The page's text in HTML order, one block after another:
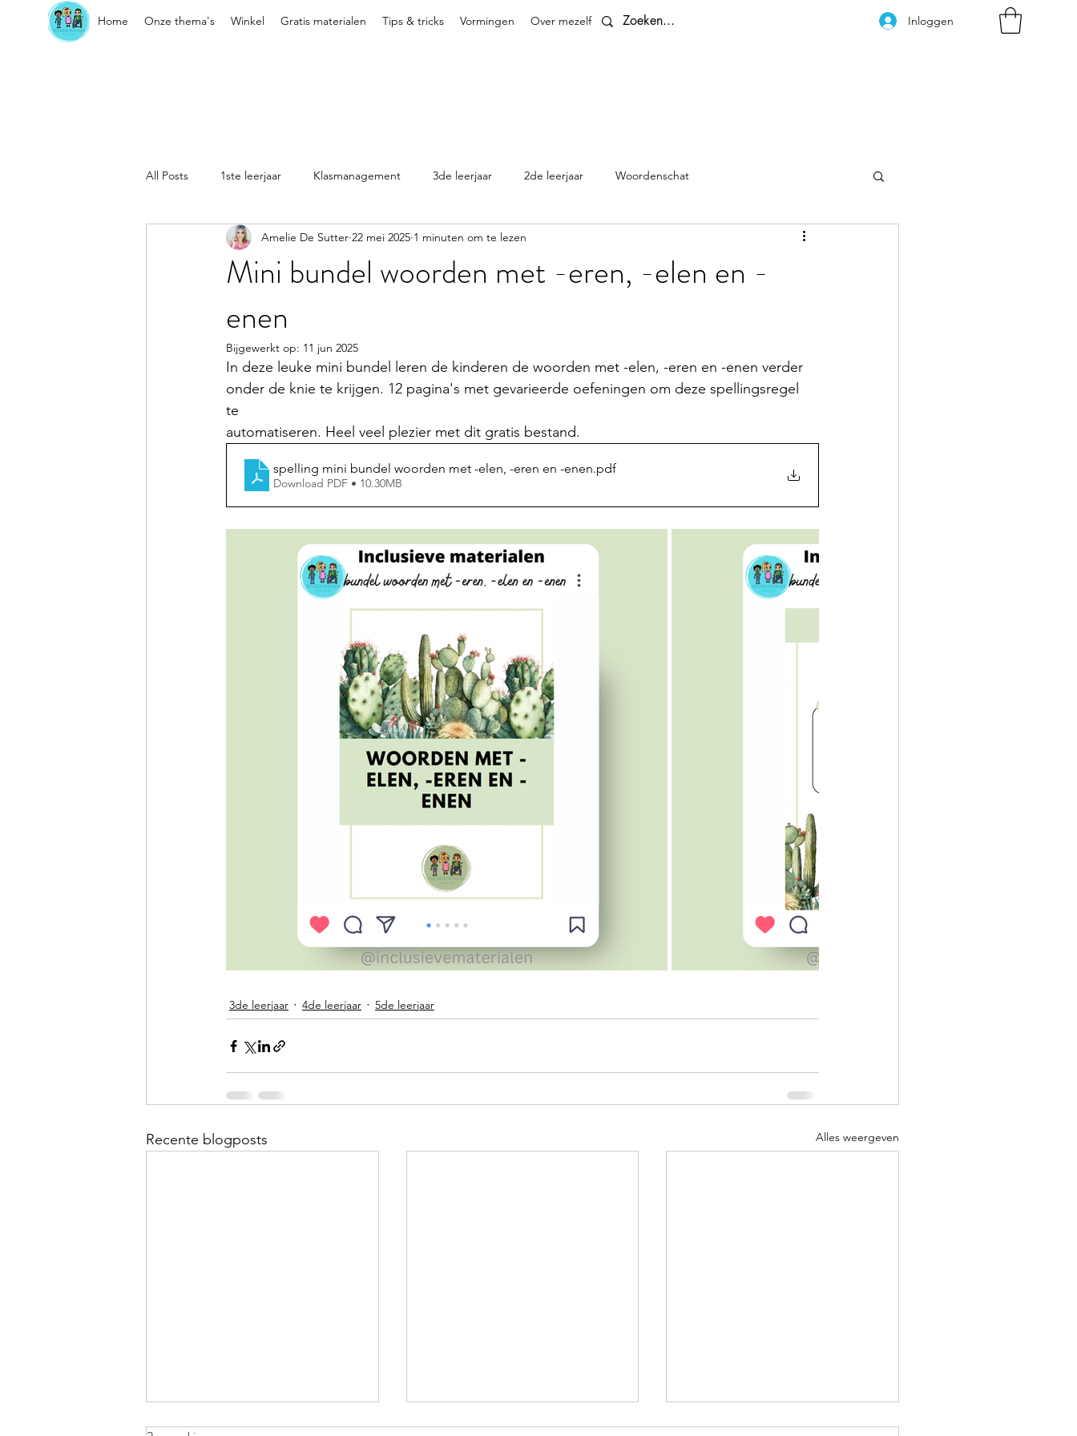
Home Onze thema's Winkel Gratis materialen Tips & tricks Vormingen Over mezelf Contact Inloggen
All Posts 1ste leerjaar Klasmanagement 3de leerjaar 2de leerjaar Woordenschat
Sociaal-emotionele vaardigheden 4de leerjaar planningen
Mini bundel woorden met -eren, -elen en -
enen
Amelie De Sutter 22 mei 2025 1 minuten om te lezen
Bijgewerkt op: 11 jun 2025
In deze leuke mini bundel leren de kinderen de woorden met -elen, -eren en -enen verder
onder de knie te krijgen. 12 pagina's met gevarieerde oefeningen om deze spellingsregel
te
automatiseren. Heel veel plezier met dit gratis bestand.
spelling mini bundel woorden met -elen, -eren en -enen.pdf
Download PDF • 10.30MB
3de leerjaar 4de leerjaar 5de leerjaar
Recente blogposts Alles weergeven